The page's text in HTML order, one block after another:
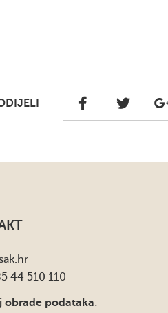
44 510 110
obrade podataka: